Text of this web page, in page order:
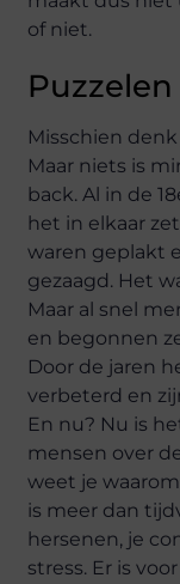
of niet.
Misschien
Maar niets is
back. Al in de
het in elkaar
waren geplakt
gezaagd. Het
Maar al snel
en begonnen
Door de jaren
verbeterd en
En nu? Nu is
mensen over
weet je
is meer dan
hersenen, je
stress. Er is